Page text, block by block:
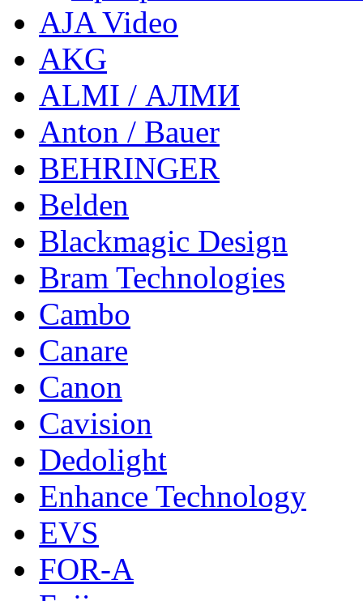
AJA Video
AKG
ALMI / АЛМИ
Anton / Bauer
BEHRINGER
Belden
Blackmagic Design
Bram Technologies
Cambo
Canare
Canon
Cavision
Dedolight
Enhance Technology
EVS
FOR-A